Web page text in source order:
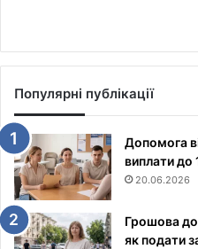
Популярні публікації
Допомога
виплати до
20.06.2026
Грошова
як подати